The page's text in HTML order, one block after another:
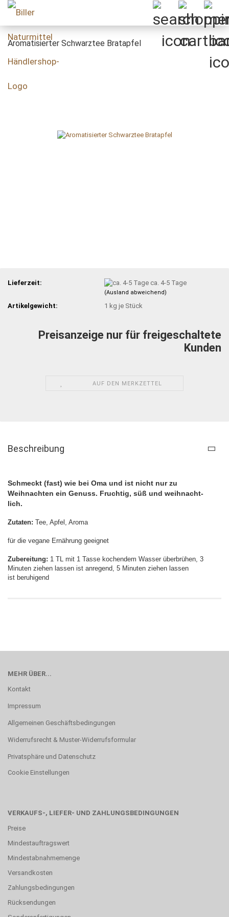
Aromatisierter Schwarztee Bratapfel
Lieferzeit: ca. 4-5 Tage
(Ausland abweichend)
Artikelgewicht: 1 kg je Stück
Preisanzeige nur für freigeschaltete
Kunden
AUF DEN MERKZETTEL
Beschreibung
Schmeckt (fast) wie bei Oma und ist nicht nur zu
Weihnachten ein Genuss. Fruchtig, süß und weihnacht-
lich.
Zutaten: Tee, Apfel, Aroma
für die vegane Ernährung geeignet
Zubereitung: 1 TL mit 1 Tasse kochendem Wasser überbrühen, 3
Minuten ziehen lassen ist anregend, 5 Minuten ziehen lassen
ist beruhigend
MEHR ÜBER...
Kontakt
Impressum
Allgemeinen Geschäftsbedingungen
Widerrufsrecht & Muster-Widerrufsformular
Privatsphäre und Datenschutz
Cookie Einstellungen
VERKAUFS-, LIEFER- UND ZAHLUNGSBEDINGUNGEN
Preise
Mindestauftragswert
Mindestabnahmemenge
Versandkosten
Zahlungsbedingungen
Rücksendungen